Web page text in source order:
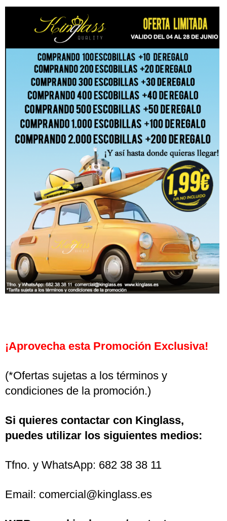
¡Aprovecha esta Promoción Exclusiva!
(*Ofertas sujetas a los términos y
condiciones de la promoción.)
Si quieres contactar con Kinglass,
puedes utilizar los siguientes medios:
Tfno. y WhatsApp: 682 38 38 11
Email: comercial@kinglass.es